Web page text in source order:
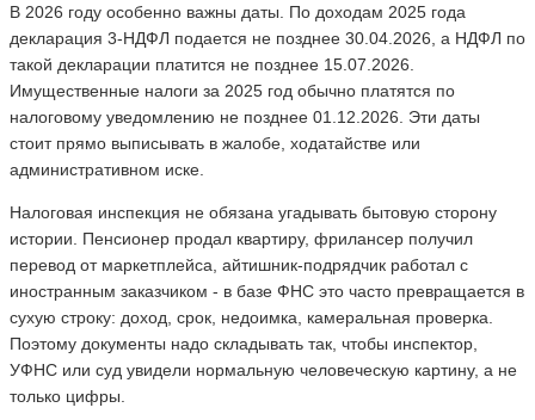
В 2026 году особенно важны даты. По доходам 2025 года
декларация 3-НДФЛ подается не позднее 30.04.2026, а НДФЛ по
такой декларации платится не позднее 15.07.2026.
Имущественные налоги за 2025 год обычно платятся по
налоговому уведомлению не позднее 01.12.2026. Эти даты
стоит прямо выписывать в жалобе, ходатайстве или
административном иске.
Налоговая инспекция не обязана угадывать бытовую сторону
истории. Пенсионер продал квартиру, фрилансер получил
перевод от маркетплейса, айтишник-подрядчик работал с
иностранным заказчиком - в базе ФНС это часто превращается в
сухую строку: доход, срок, недоимка, камеральная проверка.
Поэтому документы надо складывать так, чтобы инспектор,
УФНС или суд увидели нормальную человеческую картину, а не
только цифры.